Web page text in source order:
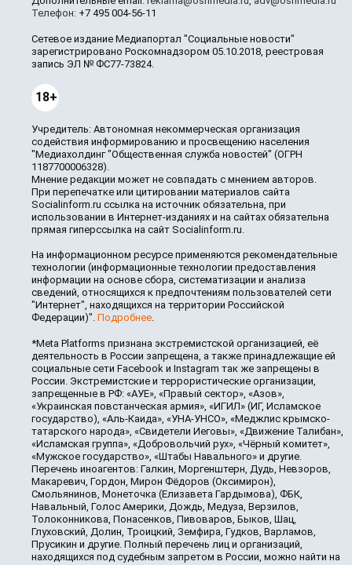
Телефон: +7 495 004-56-11
Сетевое издание Медиапортал "Социальные новости"
зарегистрировано Роскомнадзором 05.10.2018, реестровая
запись ЭЛ № ФС77-73824.
18+
Учредитель: Автономная некоммерческая организация
содействия информированию и просвещению населения
"Медиахолдинг "Общественная служба новостей" (ОГРН
1187700006328).
Мнение редакции может не совпадать с мнением авторов.
При перепечатке или цитировании материалов сайта
Socialinform.ru ссылка на источник обязательна, при
использовании в Интернет-изданиях и на сайтах обязательна
прямая гиперссылка на сайт Socialinform.ru.
На информационном ресурсе применяются рекомендательные
технологии (информационные технологии предоставления
информации на основе сбора, систематизации и анализа
сведений, относящихся к предпочтениям пользователей сети
"Интернет", находящихся на территории Российской
Федерации)". Подробнее.
*Meta Platforms признана экстремистской организацией, её
деятельность в России запрещена, а также принадлежащие ей
социальные сети Facebook и Instagram так же запрещены в
России. Экстремистские и террористические организации,
запрещенные в РФ: «АУЕ», «Правый сектор», «Азов»,
«Украинская повстанческая армия», «ИГИЛ» (ИГ, Исламское
государство), «Аль-Каида», «УНА-УНСО», «Меджлис крымско-
татарского народа», «Свидетели Иеговы», «Движение Талибан»,
«Исламская группа», «Добровольчий рух», «Чёрный комитет»,
«Мужское государство», «Штабы Навального» и другие.
Перечень иноагентов: Галкин, Моргенштерн, Дудь, Невзоров,
Макаревич, Гордон, Мирон Фёдоров (Оксимирон),
Смольянинов, Монеточка (Елизавета Гардымова), ФБК,
Навальный, Голос Америки, Дождь, Медуза, Верзилов,
Толоконникова, Понасенков, Пивоваров, Быков, Шац,
Глуховский, Долин, Троицкий, Земфира, Гудков, Варламов,
Прусикин и другие. Полный перечень лиц и организаций,
находящихся под судебным запретом в России, можно найти на